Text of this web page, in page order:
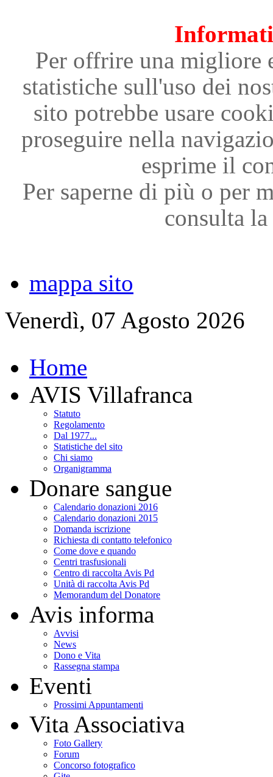
Per offrire una migliore
statistiche sull'uso dei
sito potrebbe usare
proseguire nella
esprime il
Per saperne di più o per
consulta
mappa sito
Venerdì, 07 Agosto 2026
Home
AVIS Villafranca
Statuto
Regolamento
Dal 1977...
Statistiche del sito
Chi siamo
Organigramma
Donare sangue
Calendario donazioni 2016
Calendario donazioni 2015
Domanda iscrizione
Richiesta di contatto telefonico
Come dove e quando
Centri trasfusionali
Centro di raccolta Avis Pd
Unità di raccolta Avis Pd
Memorandum del Donatore
Avis informa
Avvisi
News
Dono e Vita
Rassegna stampa
Eventi
Prossimi Appuntamenti
Vita Associativa
Foto Gallery
Forum
Concorso fotografico